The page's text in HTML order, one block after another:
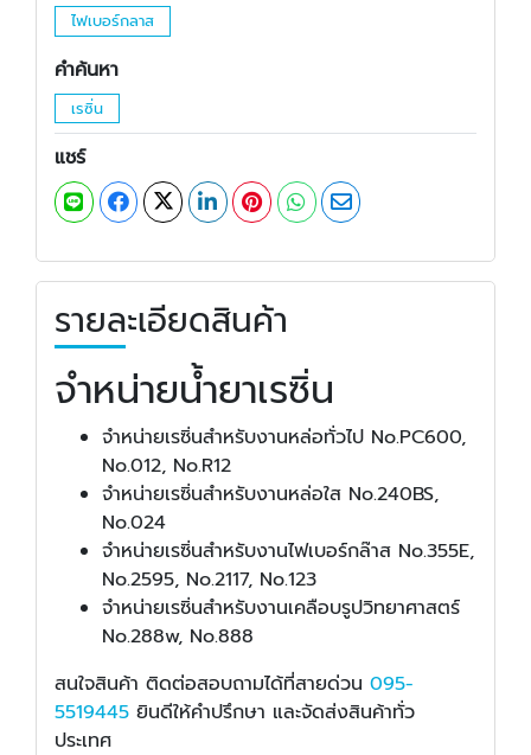
ไฟเบอร์กลาส
คำค้นหา
เรซิ่น
แชร์
รายละเอียดสินค้า
จำหน่ายน้ำยาเรซิ่น
จำหน่ายเรซิ่นสำหรับงานหล่อทั่วไป No.PC600,
No.012, No.R12
จำหน่ายเรซิ่นสำหรับงานหล่อใส No.240BS,
No.024
จำหน่ายเรซิ่นสำหรับงานไฟเบอร์กล๊าส No.355E,
No.2595, No.2117, No.123
จำหน่ายเรซิ่นสำหรับงานเคลือบรูปวิทยาศาสตร์
No.288w, No.888
สนใจสินค้า ติดต่อสอบถามได้ที่สายด่วน 095-
5519445 ยินดีให้คำปรึกษา และจัดส่งสินค้าทั่ว
ประเทศ